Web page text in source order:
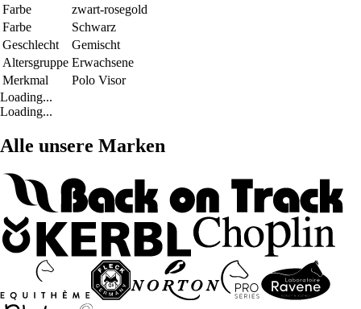
Farbe
zwart-rosegold
Farbe
Schwarz
Geschlecht
Gemischt
Altersgruppe Erwachsene
Merkmal
Polo Visor
Loading...
Loading...
Alle unsere Marken